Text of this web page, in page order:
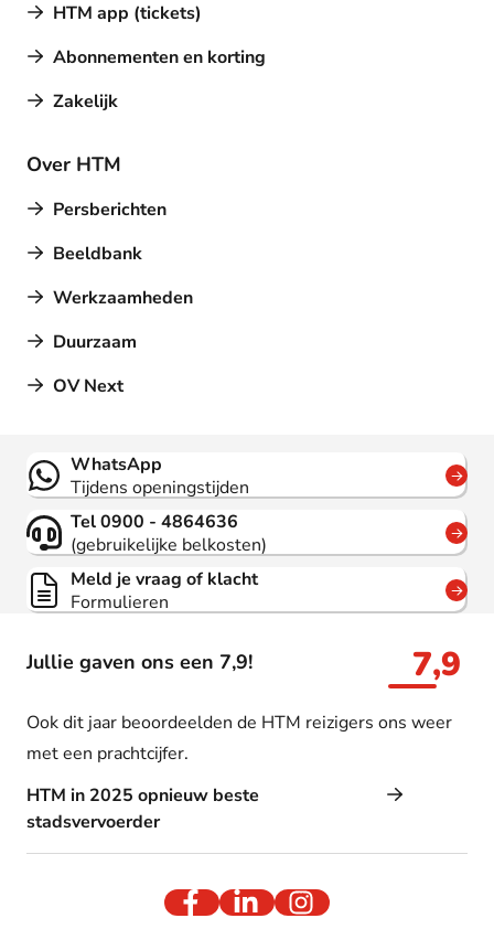
HTM app (tickets)
Abonnementen en korting
Zakelijk
Over HTM
Persberichten
Beeldbank
Werkzaamheden
Duurzaam
OV Next
Jullie gaven ons een 7,9! 7,9
Ook dit jaar beoordeelden de HTM reizigers ons weer
met een prachtcijfer.
HTM in 2025 opnieuw beste
stadsvervoerder
Contact
WhatsApp
Tijdens openingstijden
Tel 0900 - 4864636
(gebruikelijke belkosten)
Meld je vraag of klacht
Formulieren